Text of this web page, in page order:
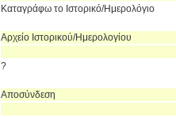
Καταγράφω το Ιστορικό/Ημερολόγιο
Αρχείο Ιστορικού/Ημερολογίου
?
Αποσύνδεση